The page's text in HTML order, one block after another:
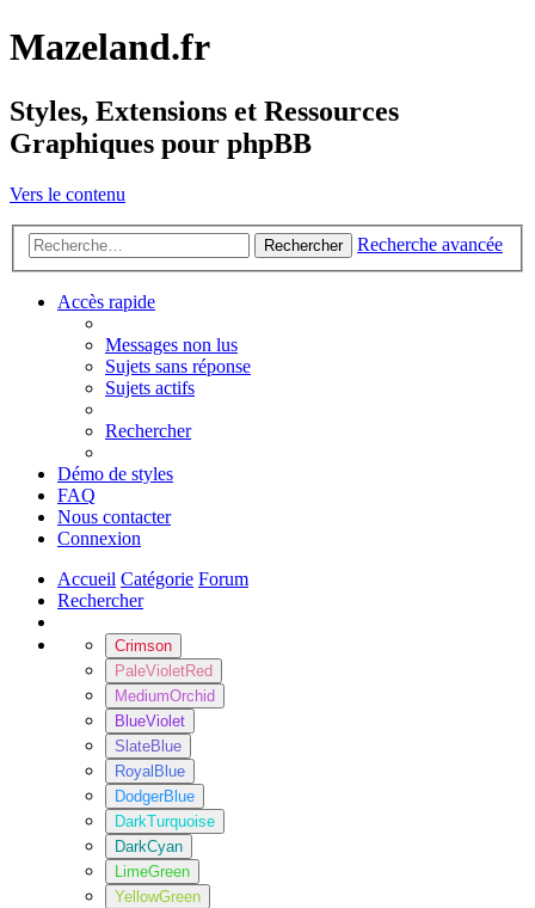
Mazeland.fr
Styles, Extensions et Ressources
Graphiques pour phpBB
Vers le contenu
Rechercher Recherche avancée
Accès rapide
Messages non lus
Sujets sans réponse
Sujets actifs
Rechercher
Démo de styles
FAQ
Nous contacter
Connexion
Accueil Catégorie Forum
Rechercher
Crimson
PaleVioletRed
MediumOrchid
BlueViolet
SlateBlue
RoyalBlue
DodgerBlue
DarkTurquoise
DarkCyan
LimeGreen
YellowGreen